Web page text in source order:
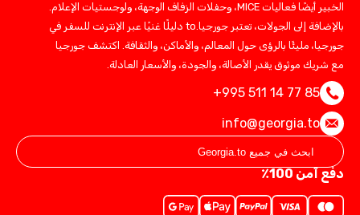
الخبير أيضًا فعاليات MICE، وحفلات الزفاف الوجهة، ولوجستيات الإعلام.
بالإضافة إلى الجولات، تعتبر جورجيا.to دليلًا غنيًا عبر الإنترنت للسفر في
جورجيا، مليئًا بالرؤى حول المعالم، والأماكن، والثقافة. اكتشف جورجيا
مع شريك موثوق يقدر الأصالة، والجودة، والأسعار العادلة.
+995 511 14 77 85
info@georgia.to
دفع آمن 100٪